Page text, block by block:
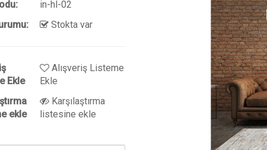
in-hl-02
Stokta var
Ekle
Alışveriş Listeme
Ekle
ekle
Karşılaştırma
listesine ekle